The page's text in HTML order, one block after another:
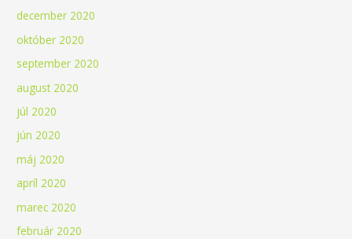
december 2020
október 2020
september 2020
august 2020
júl 2020
jún 2020
máj 2020
apríl 2020
marec 2020
február 2020